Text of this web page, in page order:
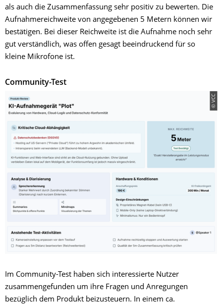
als auch die Zusammenfassung sehr positiv zu bewerten. Die
Aufnahmereichweite von angegebenen 5 Metern können wir
bestätigen. Bei dieser Reichweite ist die Aufnahme noch sehr
gut verständlich, was offen gesagt beeindruckend für so
kleine Mikrofone ist.
Community-Test
© VCC
Im Community-Test haben sich interessierte Nutzer
zusammengefunden um ihre Fragen und Anregungen
bezüglich dem Produkt beizusteuern. In einem ca.